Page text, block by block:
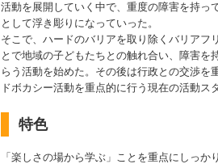
活動を展開していく中で、重度の障害を持っ
として浮き彫りになっていった。
そこで、ハードのバリアを取り除くバリアフ
とで地域の子どもたちとの触れ合い、障害を
らう活動を始めた。その後は行政との交渉を
ドボカシー活動を重点的に行う現在の活動ス
特色
「楽しさの場から学ぶ」ことを重点にしっ